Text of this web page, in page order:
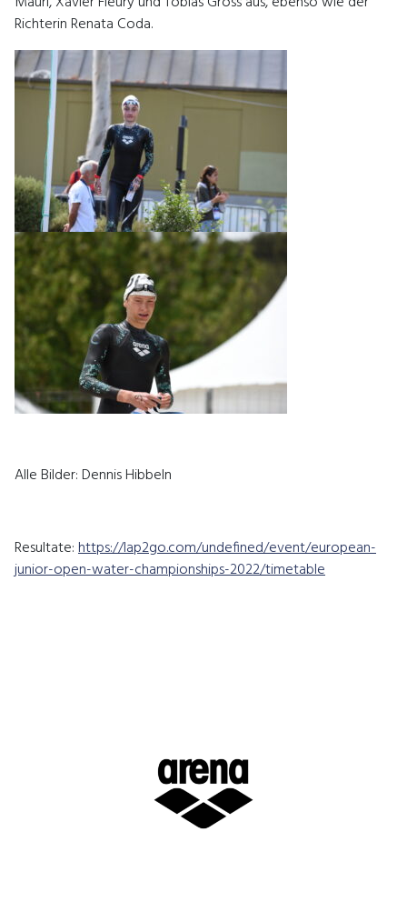
Richterin Renata Coda.
Alle Bilder: Dennis Hibbeln
Resultate:https://lap2go.com/undefined/event/european-
junior-open-water-championships-2022/timetable